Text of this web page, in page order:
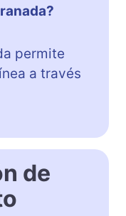
permite
a través
de